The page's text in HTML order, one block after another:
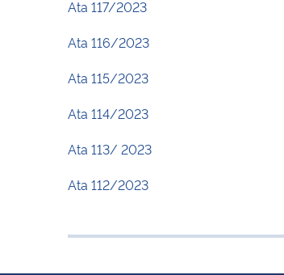
Ata 117/2023
Ata 116/2023
Ata 115/2023
Ata 114/2023
Ata 113/ 2023
Ata 112/2023